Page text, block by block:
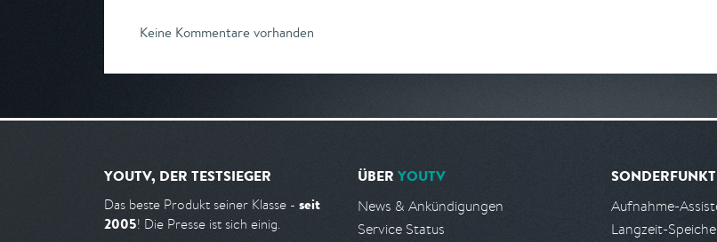
Keine Kommentare vorhanden
YOUTV, DER TESTSIEGER
Das beste Produkt seiner Klasse - seit
2005! Die Presse ist sich einig.
ÜBER YOUTV
News & Ankündigungen
Service Status
Aufnahme-
Langzeit-